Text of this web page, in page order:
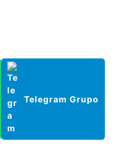
Telegram Grupo